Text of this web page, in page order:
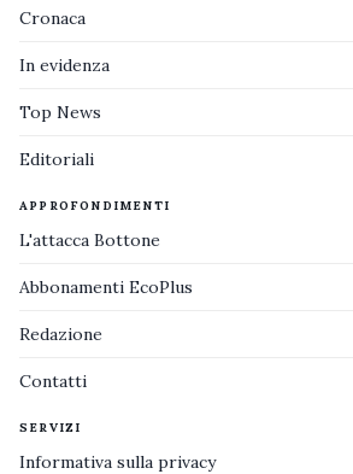
Cronaca
In evidenza
Top News
Editoriali
APPROFONDIMENTI
L'attacca Bottone
Abbonamenti EcoPlus
Redazione
Contatti
SERVIZI
Informativa sulla privacy